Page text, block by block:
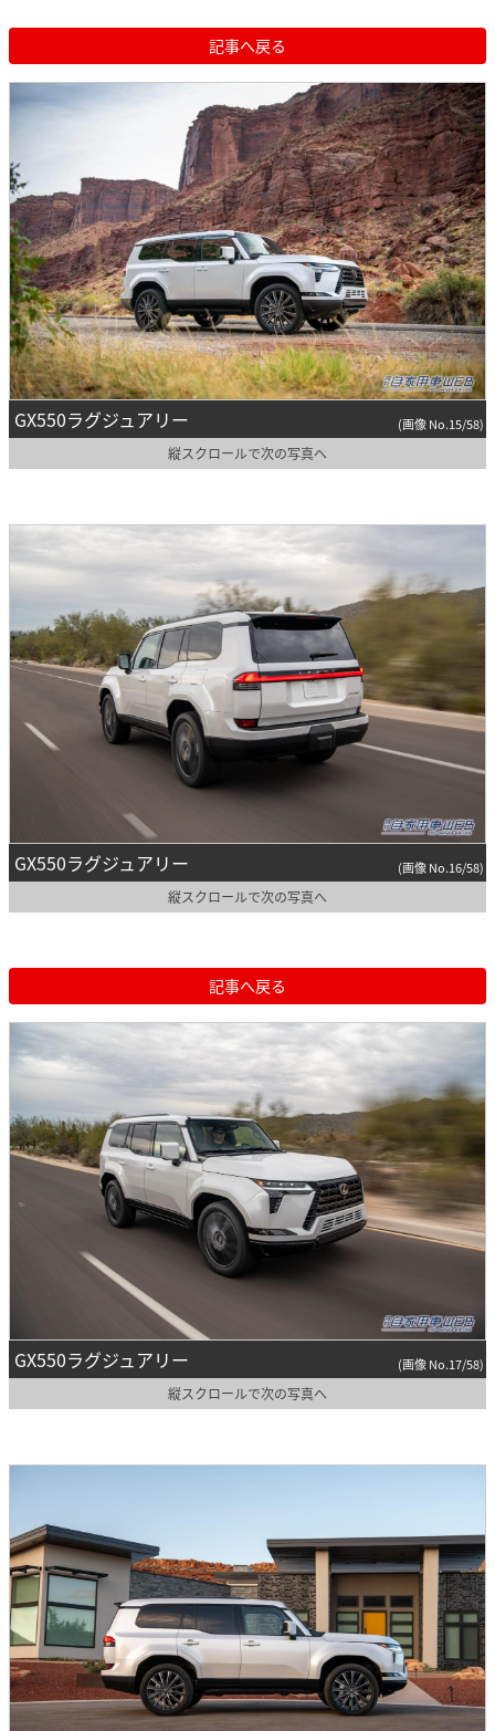
記事へ戻る
GX550ラグジュアリー (画像 No.15/58)
縦スクロールで次の写真へ
GX550ラグジュアリー (画像 No.16/58)
縦スクロールで次の写真へ
記事へ戻る
GX550ラグジュアリー (画像 No.17/58)
縦スクロールで次の写真へ